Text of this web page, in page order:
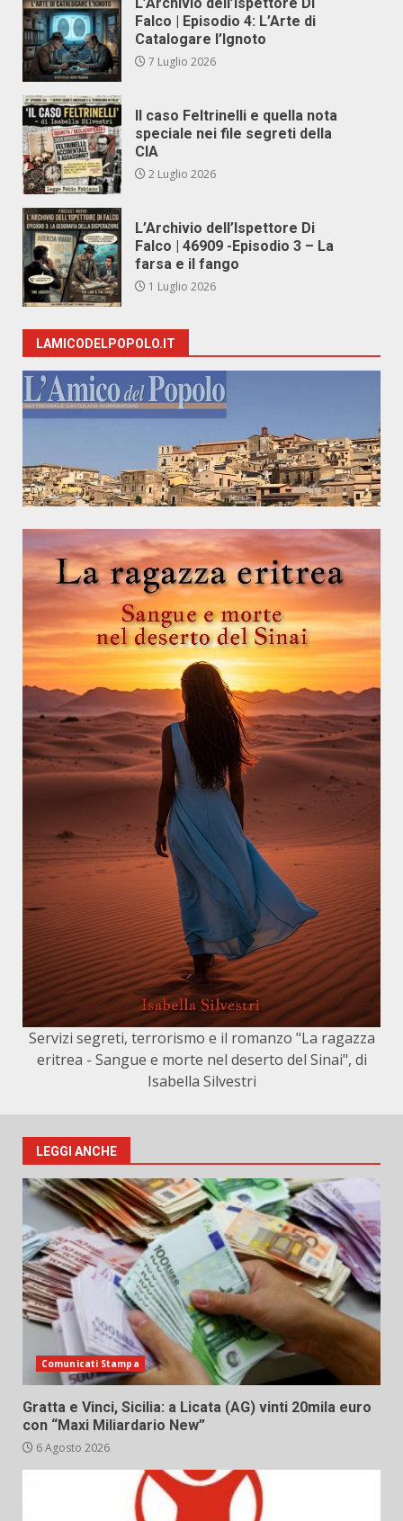
Falco | Episodio 4: L’Arte di
Catalogare l’Ignoto
7 Luglio 2026
Il caso Feltrinelli e quella nota
speciale nei file segreti della
CIA
2 Luglio 2026
L’Archivio dell’Ispettore Di
Falco | 46909 -Episodio 3 – La
farsa e il fango
1 Luglio 2026
LAMICODELPOPOLO.IT
Servizi segreti, terrorismo e il romanzo "La ragazza
eritrea - Sangue e morte nel deserto del Sinai", di
Isabella Silvestri
LEGGI ANCHE
Comunicati Stampa
Gratta e Vinci, Sicilia: a Licata (AG) vinti 20mila euro
con “Maxi Miliardario New”
6 Agosto 2026